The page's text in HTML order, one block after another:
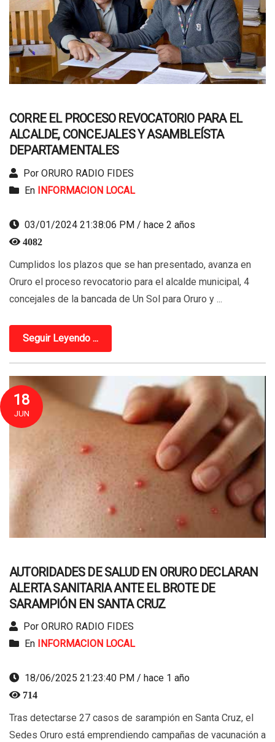
CORRE EL PROCESO REVOCATORIO PARA EL
ALCALDE, CONCEJALES Y ASAMBLEÍSTA
DEPARTAMENTALES
Por ORURO RADIO FIDES
En INFORMACION LOCAL
03/01/2024 21:38:06 PM / hace 2 años
4082
Cumplidos los plazos que se han presentado, avanza en
Oruro el proceso revocatorio para el alcalde municipal, 4
concejales de la bancada de Un Sol para Oruro y ...
Seguir Leyendo ...
18
JUN
AUTORIDADES DE SALUD EN ORURO DECLARAN
ALERTA SANITARIA ANTE EL BROTE DE
SARAMPIÓN EN SANTA CRUZ
Por ORURO RADIO FIDES
En INFORMACION LOCAL
18/06/2025 21:23:40 PM / hace 1 año
714
Tras detectarse 27 casos de sarampión en Santa Cruz, el
Sedes Oruro está emprendiendo campañas de vacunación a